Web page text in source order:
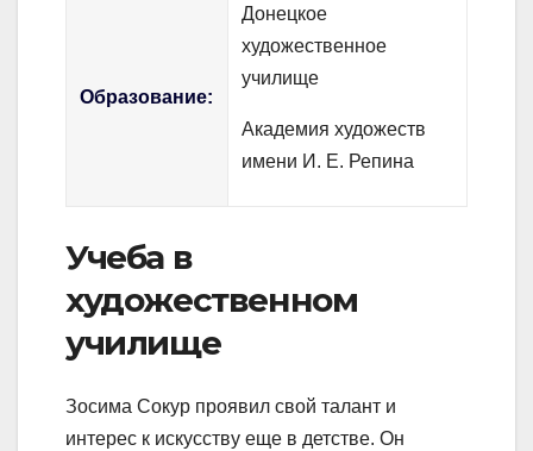
Образование:
Донецкое
художественное
училище
Академия художеств
имени И. Е. Репина
Учеба в
художественном
училище
Зосима Сокур проявил свой талант и
интерес к искусству еще в детстве. Он